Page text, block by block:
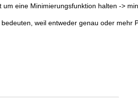
eine Minimierungsfunktion halten -> min
weil entweder genau oder mehr